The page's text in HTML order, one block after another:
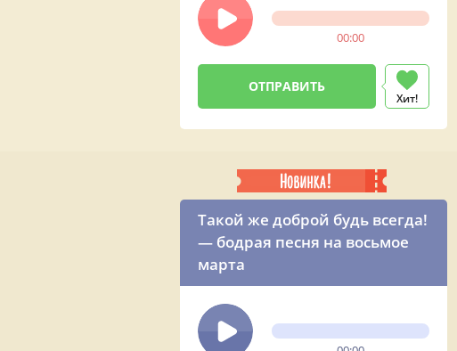
00:00
Хит!
Такой же доброй будь всегда!
— бодрая песня на восьмое
марта